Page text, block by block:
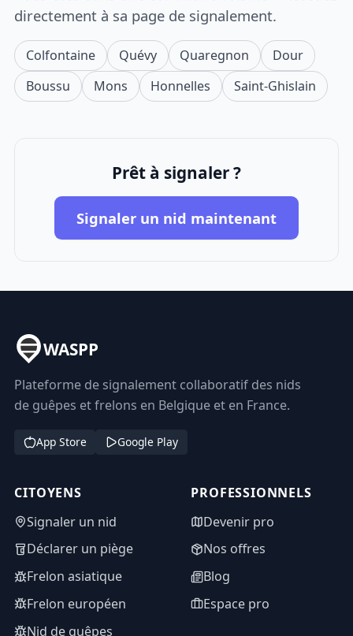
directement à sa page de signalement.
Colfontaine Quévy Quaregnon
Dour
Boussu
Mons Honnelles Saint-Ghislain
Prêt à signaler ?
Signaler un nid maintenant
WASPP
Plateforme de signalement collaboratif des nids
de guêpes et frelons en Belgique et en France.
App Store Google Play
CITOYENS
Signaler un nid
Déclarer un piège
Frelon asiatique
Frelon européen
Nid de guêpes
PROFESSIONNELS
Devenir pro
Nos offres
Blog
Espace pro